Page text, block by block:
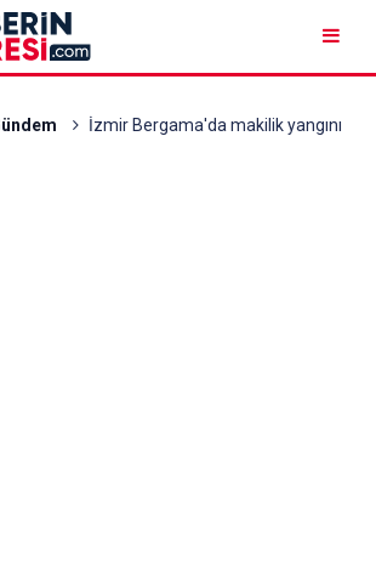
İzmir Bergama'da makilik yangını